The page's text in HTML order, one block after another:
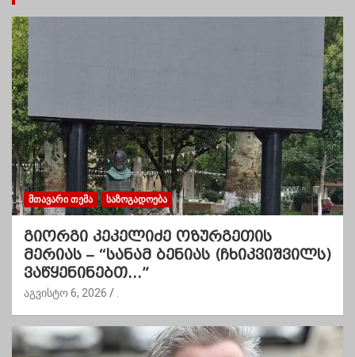
ᲛᲗᲐᲕᲐᲠᲘ ᲗᲔᲛᲐ ᲡᲐᲖᲝᲒᲐᲓᲝᲔᲑᲐ
გიორგი კეკელიძე ოზურგეთის
მერიას – “სანამ ბენიას (ჩხიკვიშვილს)
ვაწყენინებთ…”
აგვისტო 6, 2026